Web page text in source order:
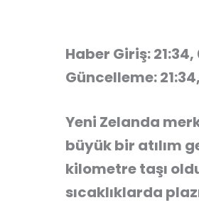
Haber Giriş: 21:34,
Güncelleme:
Yeni Zelanda
büyük bir atılım
kilometre taşı
sıcaklıklarda